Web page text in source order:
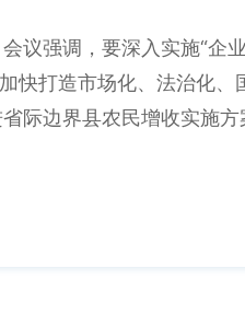
强调，要深入实施“企业
快打造市场化、法治化、
边界县农民增收实施方